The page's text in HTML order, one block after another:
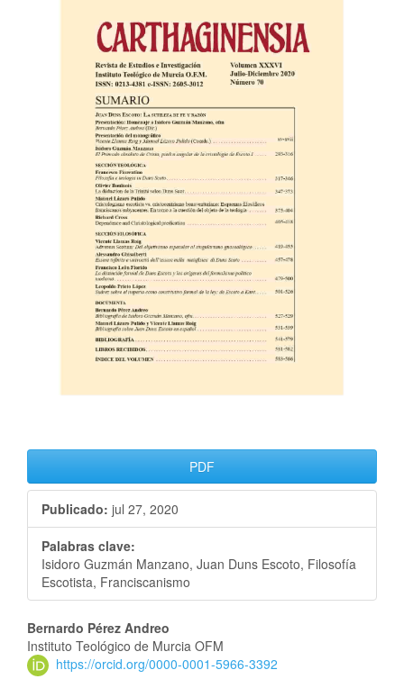
PDF
Publicado: jul 27, 2020
Palabras clave:
Isidoro Guzmán Manzano, Juan Duns Escoto, Filosofía
Escotista, Franciscanismo
Bernardo Pérez Andreo
Instituto Teológico de Murcia OFM
https://orcid.org/0000-0001-5966-3392